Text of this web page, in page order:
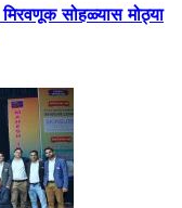
मिरवणूक सोहळ्यास मोठ्या